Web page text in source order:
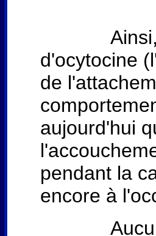
Ainsi, par
d'ocytocine
de
aujourd'hui
pendant la
encore à
Aucune